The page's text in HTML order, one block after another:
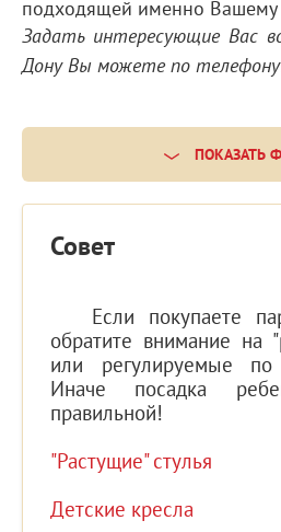
подходящей именно Вашему
Задать интересующие Вас
Дону Вы можете по
ПОКАЗАТЬ
Совет
Если покупаете
обратите внимание на
или регулируемые по
Иначе посадка
правильной!
"Растущие" стулья
Детские кресла